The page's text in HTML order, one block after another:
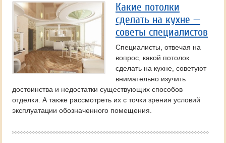
Какие потолки
сделать на кухне —
советы специалистов
Специалисты, отвечая на
вопрос, какой потолок
сделать на кухне, советуют
внимательно изучить
достоинства и недостатки существующих способов
отделки. А также рассмотреть их с точки зрения условий
эксплуатации обозначенного помещения.